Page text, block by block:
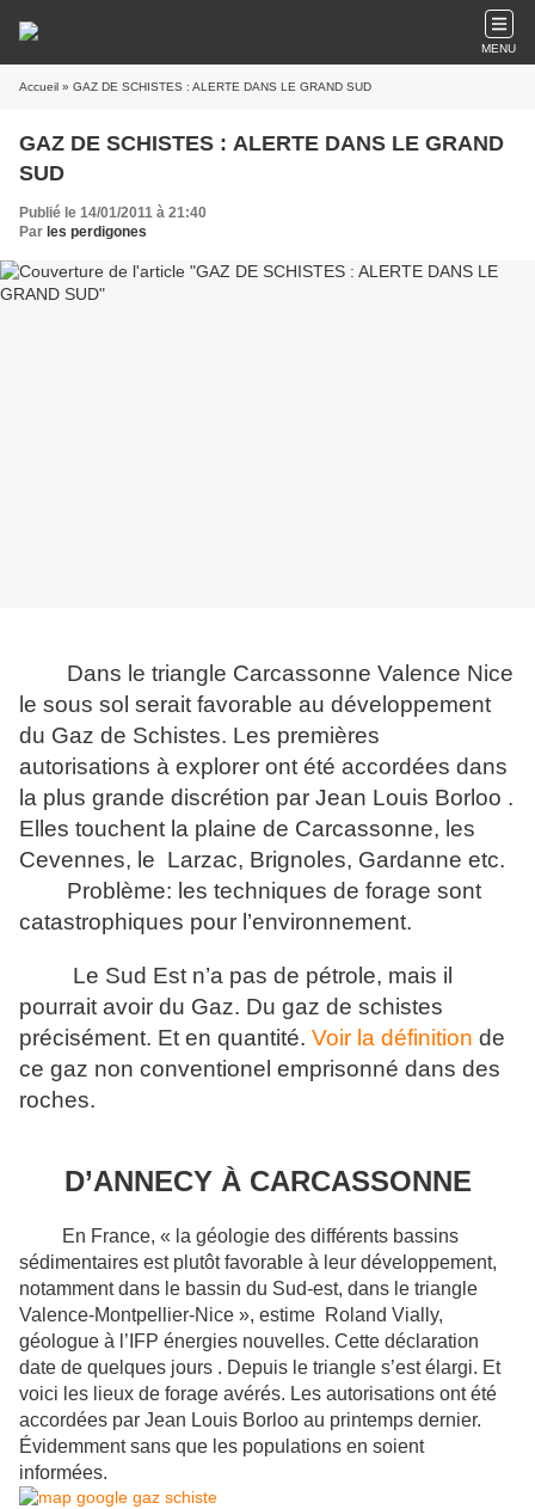
MENU
Accueil » GAZ DE SCHISTES : ALERTE DANS LE GRAND SUD
GAZ DE SCHISTES : ALERTE DANS LE GRAND
SUD
Publié le 14/01/2011 à 21:40
Par les perdigones
Dans le triangle Carcassonne Valence Nice
le sous sol serait favorable au développement
du Gaz de Schistes. Les premières
autorisations à explorer ont été accordées dans
la plus grande discrétion par Jean Louis Borloo .
Elles touchent la plaine de Carcassonne, les
Cevennes, le Larzac, Brignoles, Gardanne etc.
Problème: les techniques de forage sont
catastrophiques pour l’environnement.
Le Sud Est n’a pas de pétrole, mais il
pourrait avoir du Gaz. Du gaz de schistes
précisément. Et en quantité. Voir la définition de
ce gaz non conventionel emprisonné dans des
roches.
D’ANNECY À CARCASSONNE
En France, « la géologie des différents bassins
sédimentaires est plutôt favorable à leur développement,
notamment dans le bassin du Sud-est, dans le triangle
Valence-Montpellier-Nice », estime Roland Vially,
géologue à l’IFP énergies nouvelles. Cette déclaration
date de quelques jours . Depuis le triangle s’est élargi. Et
voici les lieux de forage avérés. Les autorisations ont été
accordées par Jean Louis Borloo au printemps dernier.
Évidemment sans que les populations en soient
informées.